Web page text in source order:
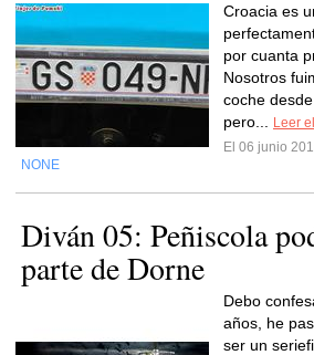
Croacia es
por cuanta
Nosotros
coche
pero...
Leer
El 06 junio
NONE
Diván 05: Peñiscola
parte de Dorne
Debo
años, he
ser un